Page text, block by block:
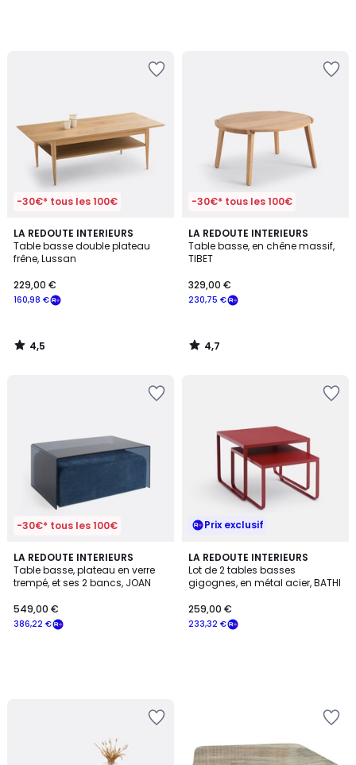
-30€* tous les 100€
LA REDOUTE INTERIEURS
Table basse double plateau
frêne, Lussan
160,98 €
229,00 €
4,5
/ 5
4,5
/
-30€* tous les 100€
LA REDOUTE INTERIEURS
Table basse, en chêne massif,
TIBET
230,75 €
329,00 €
4,7
/ 5
4,7
/
-30€* tous les 100€
LA REDOUTE INTERIEURS
Table basse, plateau en verre
trempé, et ses 2 bancs, JOAN
386,22 €
549,00 €
Prix exclusif
LA REDOUTE INTERIEURS
Lot de 2 tables basses
gigognes, en métal acier, BATHI
233,32 €
259,00 €